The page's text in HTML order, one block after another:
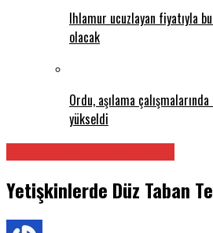
Ihlamur ucuzlayan fiyatıyla
olacak
Ordu, aşılama
yükseldi
Yetişkinlerde Düz Taban